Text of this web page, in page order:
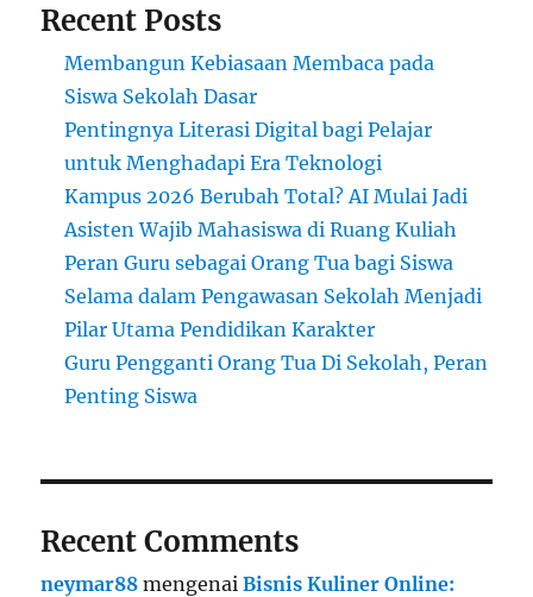
Recent Posts
Membangun Kebiasaan Membaca pada
Siswa Sekolah Dasar
Pentingnya Literasi Digital bagi Pelajar
untuk Menghadapi Era Teknologi
Kampus 2026 Berubah Total? AI Mulai Jadi
Asisten Wajib Mahasiswa di Ruang Kuliah
Peran Guru sebagai Orang Tua bagi Siswa
Selama dalam Pengawasan Sekolah Menjadi
Pilar Utama Pendidikan Karakter
Guru Pengganti Orang Tua Di Sekolah, Peran
Penting Siswa
Recent Comments
neymar88 mengenaiBisnis Kuliner Online: